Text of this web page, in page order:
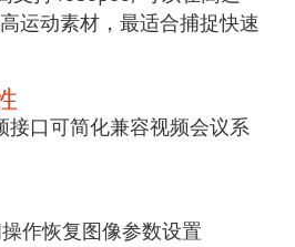
运动素材，最适合捕捉快速
接口可简化兼容视频会议系
作恢复图像参数设置